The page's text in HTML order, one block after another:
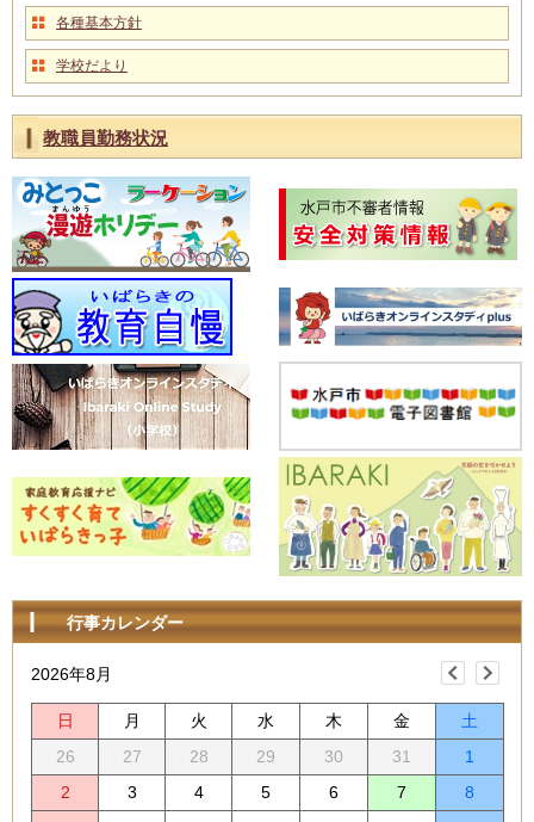
各種基本方針
学校だより
教職員勤務状況
行事カレンダー
2026年8月
日 月 火 水 木 金
土
26
27 28 29 30 31
1
2
3 4 5 6 7
8